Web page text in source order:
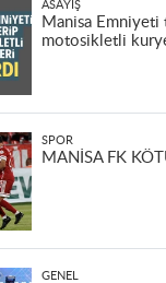
ASAYIŞ
Manisa Emniyeti
motosikletli
SPOR
MANİSA FK
GENEL